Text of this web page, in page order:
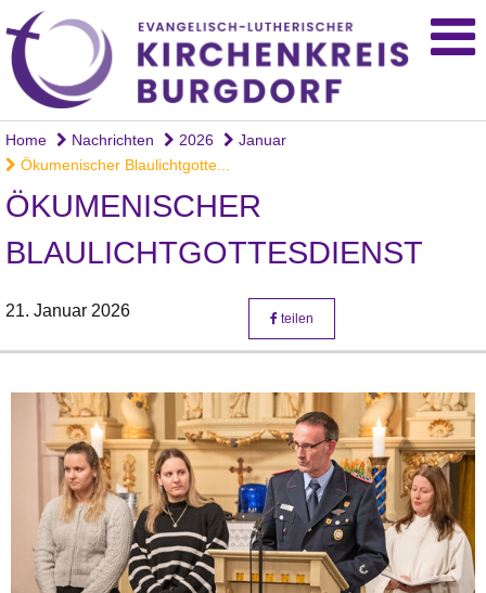
Home Nachrichten 2026
Januar
Ökumenischer Blaulichtgotte...
ÖKUMENISCHER
BLAULICHTGOTTESDIENST
21. Januar 2026 teilen